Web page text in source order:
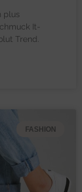
plus
It-
Trend.
FASHION